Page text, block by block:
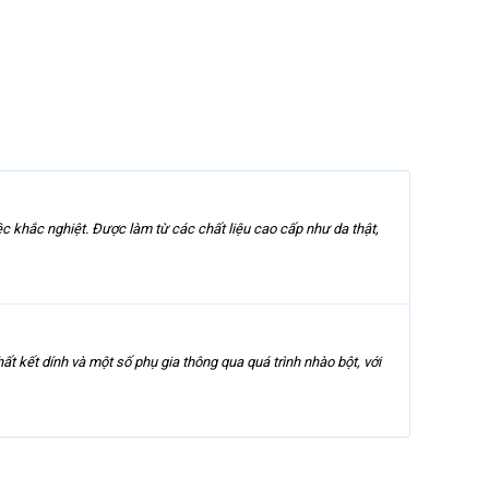
khắc nghiệt. Được làm từ các chất liệu cao cấp như da thật,
kết dính và một số phụ gia thông qua quá trình nhào bột, với